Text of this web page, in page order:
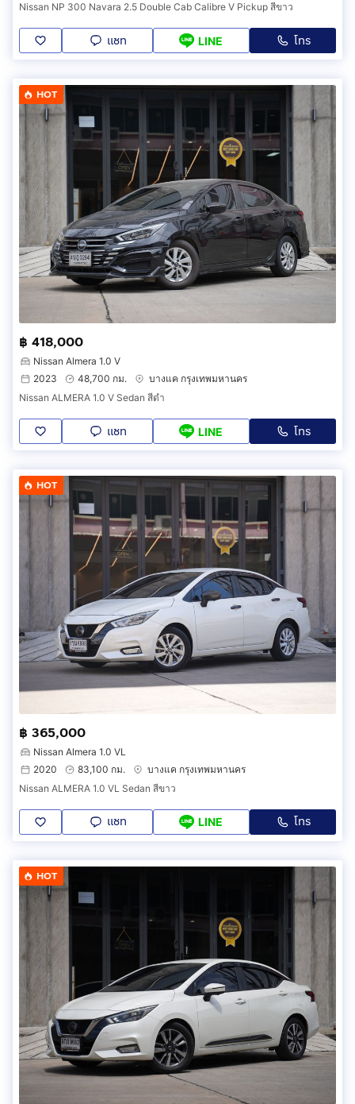
Nissan NP 300 Navara 2.5 Double Cab Calibre V Pickup สีขาว
แชท LINE โทร
HOT
฿ 418,000
Nissan Almera 1.0 V
2023
48,700 กม.
บางแค กรุงเทพมหานคร
Nissan ALMERA 1.0 V Sedan สีดำ
แชท LINE โทร
HOT
฿ 365,000
Nissan Almera 1.0 VL
2020
83,100 กม.
บางแค กรุงเทพมหานคร
Nissan ALMERA 1.0 VL Sedan สีขาว
แชท LINE โทร
HOT